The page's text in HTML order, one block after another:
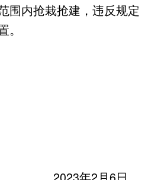
围内抢栽抢建，违反规定